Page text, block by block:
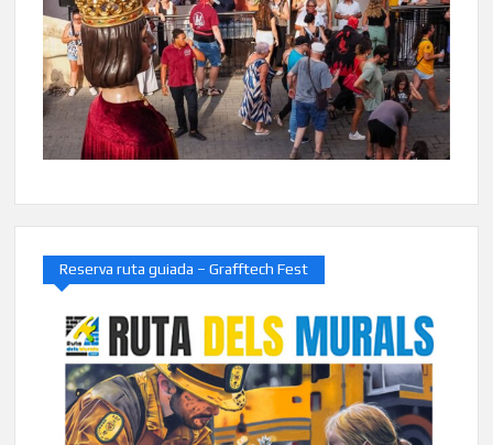
Reserva ruta guiada – Grafftech Fest